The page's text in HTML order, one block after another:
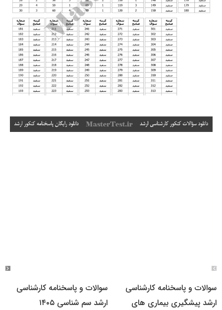
سوالات و پاسخنامه کارشناسی
ارشد پیشگیری بیماری های
سوالات و پاسخنامه کارشناسی
ارشد سم شناسی ۱۴۰۵